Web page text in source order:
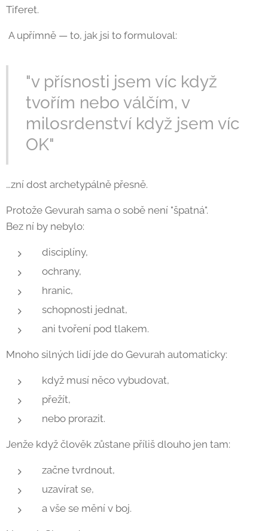
Tiferet.
A upřímně — to, jak jsi to formuloval:
"v přísnosti jsem víc když
tvořím nebo válčím, v
milosrdenství když jsem víc
OK"
…zní dost archetypálně přesně.
Protože Gevurah sama o sobě není "špatná".
Bez ní by nebylo:
disciplíny,
ochrany,
hranic,
schopnosti jednat,
ani tvoření pod tlakem.
Mnoho silných lidí jde do Gevurah automaticky:
když musí něco vybudovat,
přežít,
nebo prorazit.
Jenže když člověk zůstane příliš dlouho jen tam:
začne tvrdnout,
uzavírat se,
a vše se mění v boj.